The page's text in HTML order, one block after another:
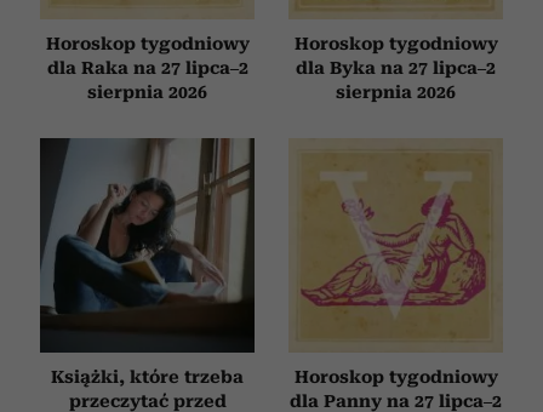
Horoskop tygodniowy
dla Raka na 27 lipca–2
sierpnia 2026
Horoskop tygodniowy
dla Byka na 27 lipca–2
sierpnia 2026
Książki, które trzeba
przeczytać przed
Horoskop tygodniowy
dla Panny na 27 lipca–2